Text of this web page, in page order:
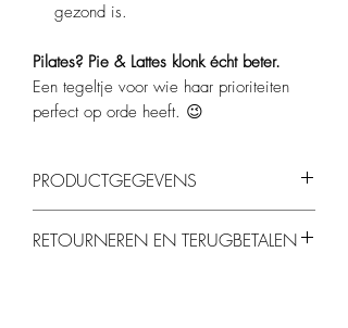
gezond is.
Pilates? Pie & Lattes klonk écht beter.
Een tegeltje voor wie haar prioriteiten
perfect op orde heeft. 😉
PRODUCTGEGEVENS
Kleur:Roze met paarse tekst
RETOURNEREN EN TERUGBETALEN